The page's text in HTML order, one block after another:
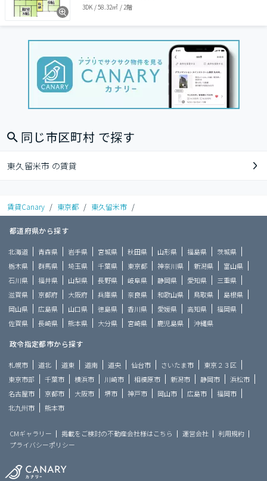
3DK /58.32㎡ / 2階
同じ市区町村 で探す
東久留米市 の賃貸
賃貸Canary / 東京都 / 東久留米市 /
都道府県から探す
北海道 青森県 岩手県 宮城県 秋田県 山形県 福島県
茨城県
栃木県
群馬県 埼玉県 千葉県 東京都 神奈川県 新潟県
富山県
石川県
福井県 山梨県 長野県 岐阜県 静岡県 愛知県
三重県
滋賀県
京都府 大阪府 兵庫県 奈良県 和歌山県 鳥取県
島根県
岡山県
広島県 山口県 徳島県 香川県 愛媛県 高知県
福岡県
佐賀県
長崎県 熊本県 大分県 宮崎県 鹿児島県 沖縄県
政令指定都市から探す
札幌市 道北 道東 道南 道央 仙台市 さいたま市
東京２３区
東京市部
千葉市 横浜市 川崎市 相模原市 新潟市 静岡市
浜松市
名古屋市
京都市 大阪市 堺市 神戸市 岡山市 広島市
福岡市
北九州市
熊本市
CMギャラリー 掲載をご検討の不動産会社様はこちら 運営会社
利用規約
プライバシーポリシー